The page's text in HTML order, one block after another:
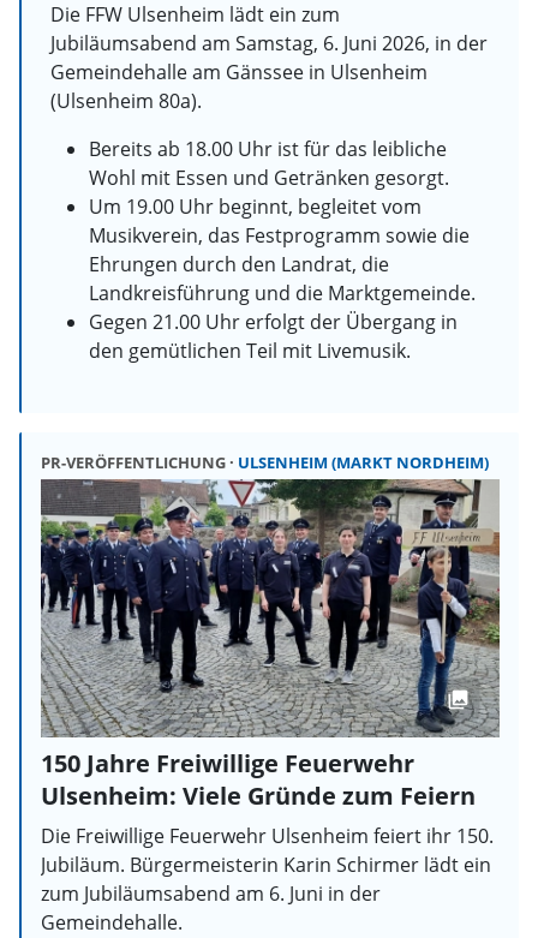
Die FFW Ulsenheim lädt ein zum
Jubiläumsabend am Samstag, 6. Juni 2026, in der
Gemeindehalle am Gänssee in Ulsenheim
(Ulsenheim 80a).
Bereits ab 18.00 Uhr ist für das leibliche
Wohl mit Essen und Getränken gesorgt.
Um 19.00 Uhr beginnt, begleitet vom
Musikverein, das Festprogramm sowie die
Ehrungen durch den Landrat, die
Landkreisführung und die Marktgemeinde.
Gegen 21.00 Uhr erfolgt der Übergang in
den gemütlichen Teil mit Livemusik.
PR-VERÖFFENTLICHUNG ULSENHEIM (MARKT NORDHEIM)
150 Jahre Freiwillige Feuerwehr
Ulsenheim: Viele Gründe zum Feiern
Die Freiwillige Feuerwehr Ulsenheim feiert ihr 150.
Jubiläum. Bürgermeisterin Karin Schirmer lädt ein
zum Jubiläumsabend am 6. Juni in der
Gemeindehalle.